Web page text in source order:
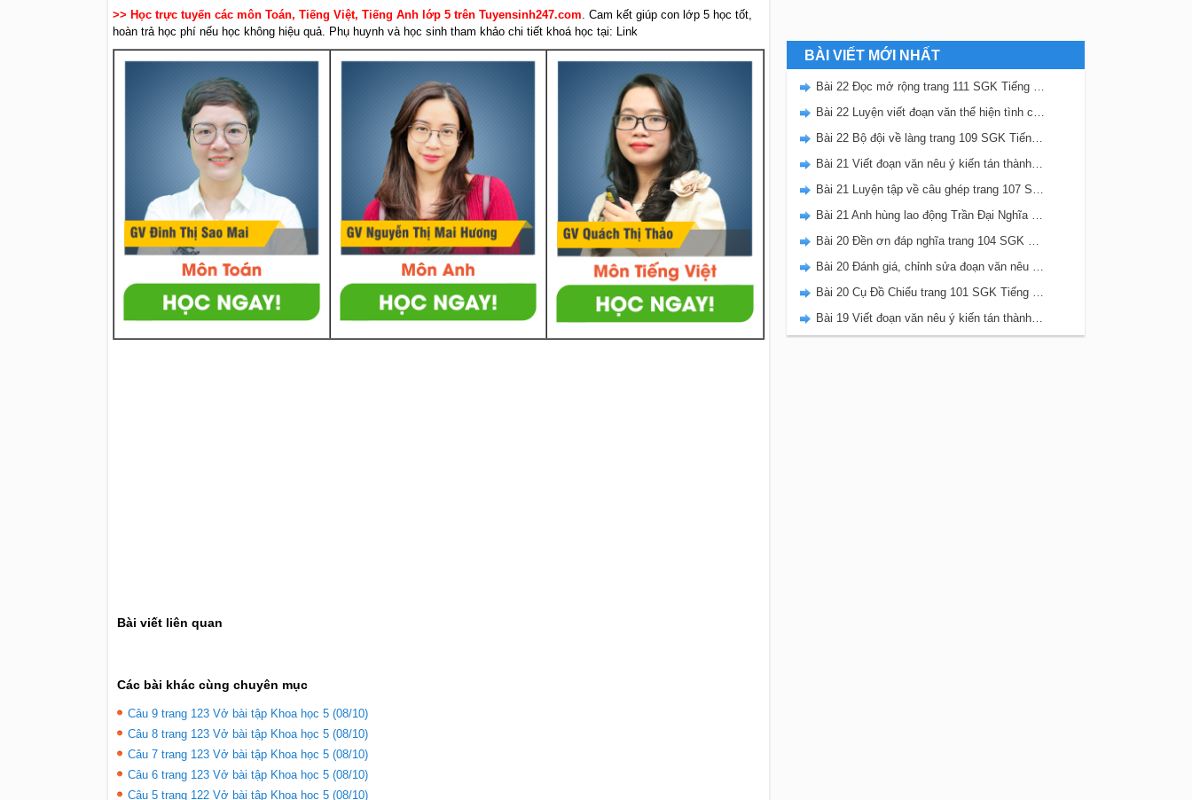
>> Học trực tuyến các môn Toán, Tiếng Việt, Tiếng Anh lớp 5 trên Tuyensinh247.com. Cam kết giúp con lớp 5 học tốt,
hoàn trả học phí nếu học không hiệu quả. Phụ huynh và học sinh tham khảo chi tiết khoá học tại: Link
Bài viết liên quan
Các bài khác cùng chuyên mục
Câu 9 trang 123 Vở bài tập Khoa học 5 (08/10)
Câu 8 trang 123 Vở bài tập Khoa học 5 (08/10)
Câu 7 trang 123 Vở bài tập Khoa học 5 (08/10)
Câu 6 trang 123 Vở bài tập Khoa học 5 (08/10)
Câu 5 trang 122 Vở bài tập Khoa học 5 (08/10)
BÀI VIẾT MỚI NHẤT
Bài 22 Đọc mở rộng trang 111 SGK Tiếng Việt 5 Kết nối tri thức tập 2
Bài 22 Luyện viết đoạn văn thể hiện tình cảm, cảm xúc về một sự việc trang 111 SGK Tiếng Việt 5 Kết nối tri thức tập 2
Bài 22 Bộ đội về làng trang 109 SGK Tiếng Việt 5 Kết nối tri thức tập 2
Bài 21 Viết đoạn văn nêu ý kiến tán thành một sự việc, hiện tượng (Bài viết số 2) trang 108 SGK Tiếng Việt 5 Kết nối tri thức tập 2
Bài 21 Luyện tập về câu ghép trang 107 SGK Tiếng Việt 5 Kết nối tri thức tập 2
Bài 21 Anh hùng lao động Trần Đại Nghĩa trang 106 SGK Tiếng Việt 5 Kết nối tri thức tập 2
Bài 20 Đền ơn đáp nghĩa trang 104 SGK Tiếng Việt 5 Kết nối tri thức tập 2
Bài 20 Đánh giá, chỉnh sửa đoạn văn nêu ý kiến tán thành một sự vật, hiện tượng trang 103 SGK Tiếng Việt 5 Kết nối tri thức tập 2
Bài 20 Cụ Đồ Chiểu trang 101 SGK Tiếng Việt 5 Kết nối tri thức tập 2
Bài 19 Viết đoạn văn nêu ý kiến tán thành một sự việc, hiện tượng (Bài viết số 1) trang 100 SGK Tiếng Việt 5 Kết nối tri thức tập 2